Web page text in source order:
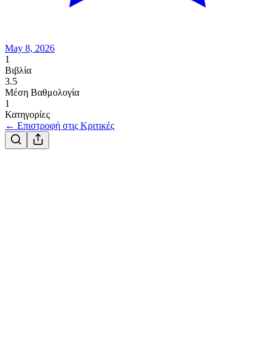
May 8, 2026
1
Βιβλία
3.5
Μέση Βαθμολογία
1
Κατηγορίες
← Επιστροφή στις Κριτικές